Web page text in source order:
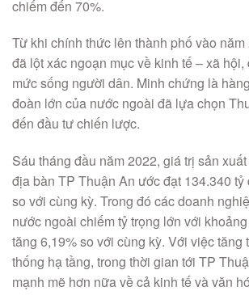
chiếm đến 70%.
Từ khi chính thức lên thành phố vào
đã lột xác ngoạn mục về kinh tế – xã
mức sống người dân. Minh chứng là
đoàn lớn của nước ngoài đã lựa chọn
đến đầu tư chiến lược.
Sáu tháng đầu năm 2022, giá trị sản
địa bàn TP Thuận An ước đạt 134.340 tỷ
so với cùng kỳ. Trong đó các doanh
nước ngoài chiếm tỷ trọng lớn với
tăng 6,19% so với cùng kỳ. Với việc tăng
thống hạ tầng, trong thời gian tới TP
mạnh mẽ hơn nữa về cả kinh tế và văn